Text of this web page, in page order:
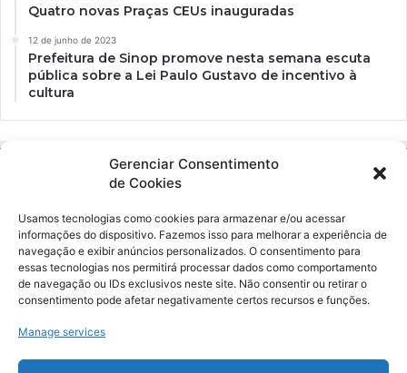
Gerenciar Consentimento
de Cookies
Usamos tecnologias como cookies para armazenar e/ou acessar
informações do dispositivo. Fazemos isso para melhorar a experiência de
navegação e exibir anúncios personalizados. O consentimento para
essas tecnologias nos permitirá processar dados como comportamento
de navegação ou IDs exclusivos neste site. Não consentir ou retirar o
consentimento pode afetar negativamente certos recursos e funções.
Manage services
Quatro novas Praças CEUs inauguradas
12 de junho de 2023
Prefeitura de Sinop promove nesta semana escuta
pública sobre a Lei Paulo Gustavo de incentivo à
cultura
Ockara é uma plataforma multicultural e criativa. Nossa proposta é
oferecer o máximo de ferramentas para realizadores e
gerenciadores de espaços criativos e culturais.